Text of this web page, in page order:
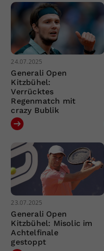
24.07.2025
Generali Open
Kitzbühel:
Verrücktes
Regenmatch mit
crazy Bublik
23.07.2025
Generali Open
Kitzbühel: Misolic im
Achtelfinale
gestoppt